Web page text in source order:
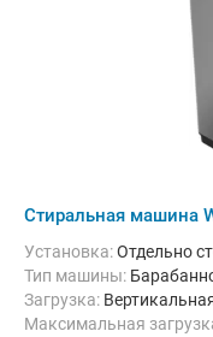
Стиральная машина
Установка:Отдельно
Тип машины:
загрузка:
Максимальная